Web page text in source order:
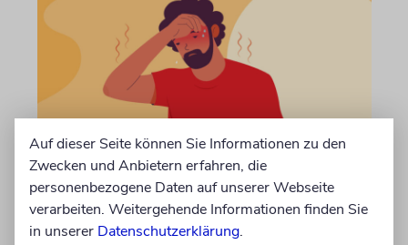
TALMUDISCHES
Durst
Was unsere Weisen über die
Auf dieser Seite können Sie Informationen zu den
Zwecken und Anbietern erfahren, die
personenbezogene Daten auf unserer Webseite
verarbeiten. Weitergehende Informationen finden Sie
in unserer Datenschutzerklärung.